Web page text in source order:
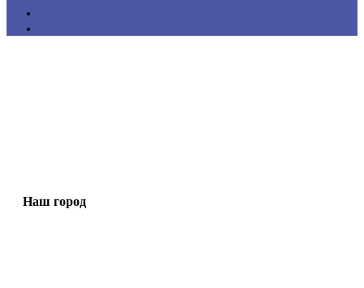
Наш город